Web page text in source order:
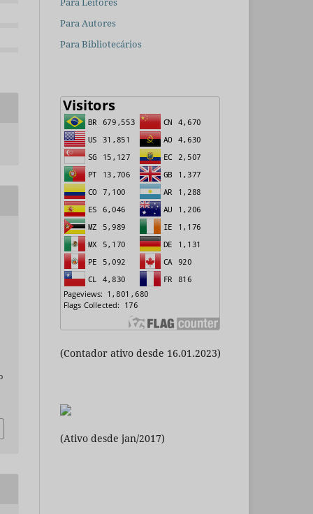
Para Autores
Para Bibliotecários
(Contador ativo desde 16.01.2023)
(Ativo desde jan/2017)